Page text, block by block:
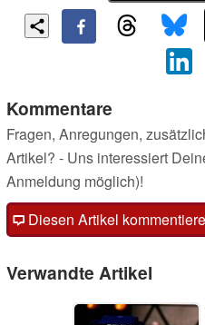
Kommentare
Fragen, Anregungen,
Artikel? - Uns interessiert
Anmeldung möglich)!
Diesen Artikel
Verwandte Artikel